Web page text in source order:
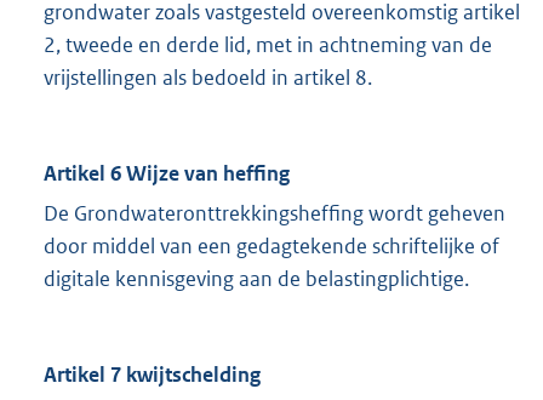
grondwater zoals vastgesteld overeenkomstig artikel
2, tweede en derde lid, met in achtneming van de
vrijstellingen als bedoeld in artikel 8.
Artikel 6 Wijze van heffing
De Grondwateronttrekkingsheffing wordt geheven
door middel van een gedagtekende schriftelijke of
digitale kennisgeving aan de belastingplichtige.
Artikel 7 kwijtschelding